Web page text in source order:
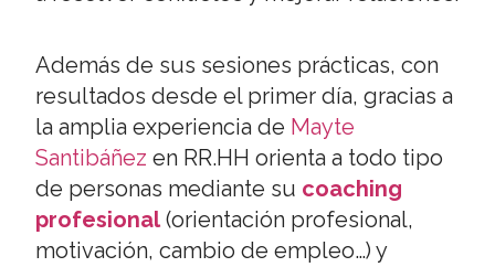
Además de sus sesiones prácticas, con
resultados desde el primer día, gracias a
la amplia experiencia de Mayte
Santibáñez en RR.HH orienta a todo tipo
de personas mediante su coaching
profesional (orientación profesional,
motivación, cambio de empleo…) y